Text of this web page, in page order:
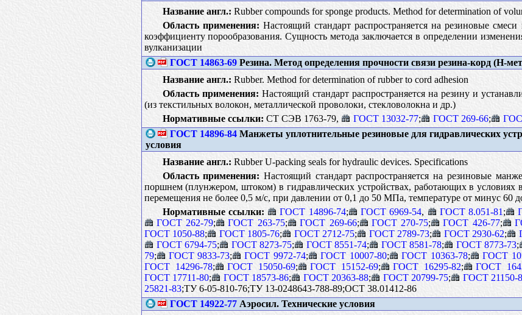
Название англ.: Rubber compounds for sponge products. Method for determination of
Область применения: Настоящий стандарт распространяется на резиновые
коэффициенту порообразования. Сущность метода заключается в определении
вулканизации
ГОСТ 14863-69Резина. Метод определения прочности связи резина-корд (Н-
Название англ.: Rubber. Method for determination of rubber to cord adhesion
Область применения: Настоящий стандарт распространяется на резину и
(из текстильных волокон, металлической проволоки, стекловолокна и др.)
Нормативные ссылки: СТ СЭВ 1763-79, ГОСТ 13032-77; ГОСТ 269-66;
ГОСТ 14896-84Манжеты уплотнительные резиновые для гидравлических
условия
Название англ.: Rubber U-packing seals for hydraulic devices. Specifications
Область применения: Настоящий стандарт распространяется на резиновые
поршнем (плунжером, штоком) в гидравлических устройствах, работающих в условиях
перемещения не более 0,5 м/с, при давлении от 0,1 до 50 МПа, температуре от минус 60
Нормативные ссылки:
ГОСТ 14896-74; ГОСТ 6969-54, ГОСТ 8.051-81 ;
ГОСТ 262-79; ГОСТ 263-75; ГОСТ 269-66; ГОСТ 270-75; ГОСТ 426-77;
ГОСТ 1050-88; ГОСТ 1805-76; ГОСТ 2712-75; ГОСТ 2789-73; ГОСТ 2930-62;
ГОСТ 6794-75; ГОСТ 8273-75; ГОСТ 8551-74; ГОСТ 8581-78; ГОСТ 8773-73;
79; ГОСТ 9833-73; ГОСТ 9972-74; ГОСТ 10007-80; ГОСТ 10363-78; ГОСТ
ГОСТ 14296-78; ГОСТ 15050-69; ГОСТ 15152-69; ГОСТ 16295-82; ГОСТ
ГОСТ 17711-80; ГОСТ 18573-86; ГОСТ 20363-88; ГОСТ 20799-75; ГОСТ 21150-
25821-83;ТУ 6-05-810-76;ТУ 13-0248643-788-89;ОСТ 38.01412-86
ГОСТ 14922-77Аэросил. Технические условия